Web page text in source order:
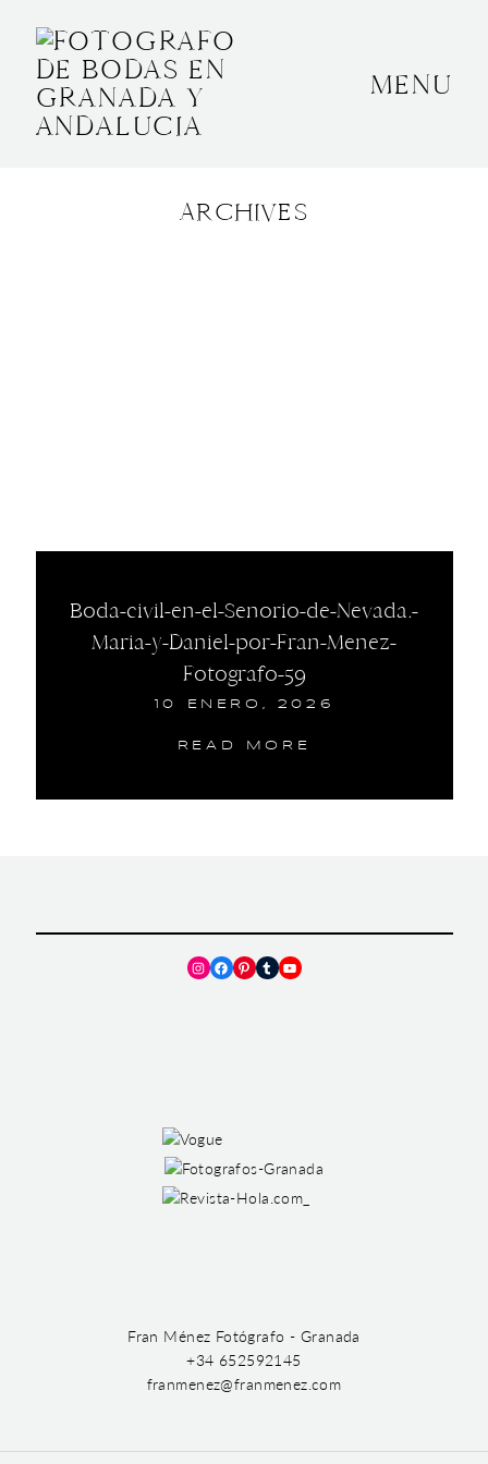
MENU
ARCHIVES
Boda-civil-en-el-Senorio-de-Nevada.-
Maria-y-Daniel-por-Fran-Menez-
Fotografo-59
10 ENERO, 2026
READ MORE
BODAS
Instagram
Facebook
Pinterest
TumblrYouTube
Fran Ménez Fotógrafo - Granada
+34 652592145
franmenez@franmenez.com